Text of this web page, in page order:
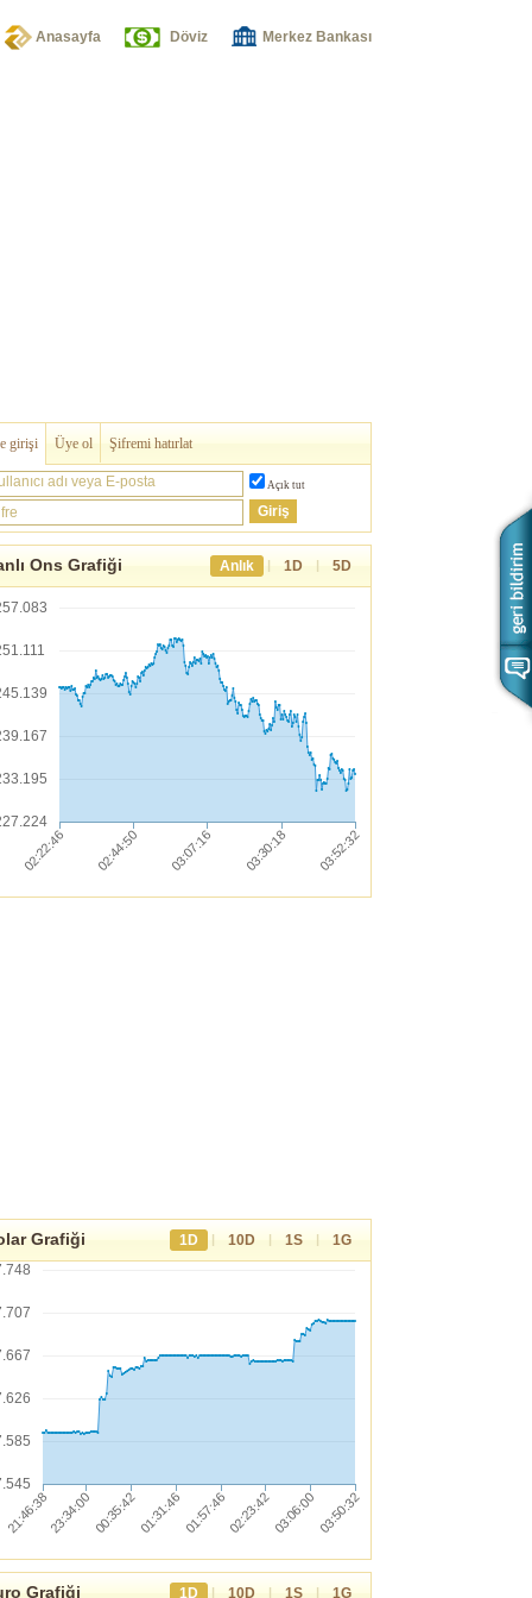
Anasayfa Döviz Merkez Bankası
girişi Üye ol Şifremi hatırlat
adı veya E-posta Açık tut
Ons Grafiği Anlık | 1D | 5D
Grafiği 1D | 10D | 1S |
1G
Grafiği 1D | 10D | 1S | 1G